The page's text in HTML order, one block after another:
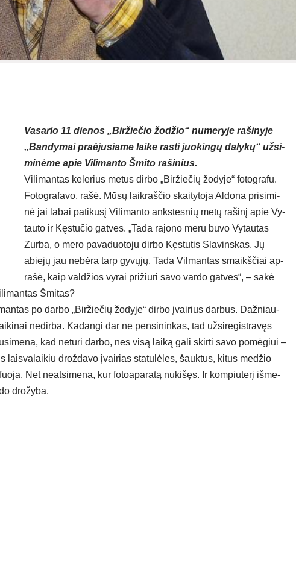
Va­sa­rio 11 die­nos „Bir­žie­čio žo­džio“ nu­me­ry­je ra­ši­ny­je
„Ban­dy­mai praė­ju­sia­me lai­ke ras­ti juo­kin­gų da­ly­kų“ už­si­
mi­nė­me apie Vi­li­man­to Šmi­to ra­ši­nius.
Vi­li­man­tas ke­le­rius me­tus dir­bo „Bir­žie­čių žo­dy­je“ fo­tog­ra­fu.
Fo­tog­ra­fa­vo, ra­šė. Mū­sų laik­raš­čio skai­ty­to­ja Al­do­na pri­si­mi­
nė jai la­bai pa­ti­ku­sį Vi­li­man­to anks­tes­nių me­tų ra­ši­nį apie Vy­
tau­to ir Kęs­tu­čio gat­ves. „Ta­da ra­jo­no me­ru bu­vo Vy­tau­tas
Zur­ba, o me­ro pa­va­duo­to­ju dir­bo Kęs­tu­tis Sla­vins­kas. Jų
abie­jų jau ne­bė­ra tarp gy­vų­jų. Ta­da Vil­man­tas smaikš­čiai ap­
ra­šė, kaip val­džios vy­rai pri­žiū­ri sa­vo var­do gat­ves“, – sa­kė
Šmi­tas?
po dar­bo „Bir­žie­čių žo­dy­je“ dir­bo įvai­rius dar­bus. Daž­niau­
ne­dir­ba. Ka­dan­gi dar ne pen­si­nin­kas, tad už­si­re­gist­ra­vęs
kad ne­tu­ri dar­bo, nes vi­są lai­ką ga­li skir­ti sa­vo po­mė­giui –
lais­va­lai­kiu drož­da­vo įvai­rias sta­tu­lė­les, šauk­tus, ki­tus me­džio
Net neat­si­me­na, kur fo­toa­pa­ra­tą nu­ki­šęs. Ir kom­piu­te­rį iš­me­
dro­žy­ba.